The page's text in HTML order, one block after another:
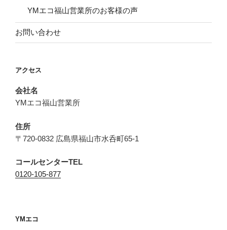
YMエコ福山営業所のお客様の声
お問い合わせ
アクセス
会社名
YMエコ福山営業所
住所
〒720-0832 広島県福山市水呑町65-1
コールセンターTEL
0120-105-877
YMエコ